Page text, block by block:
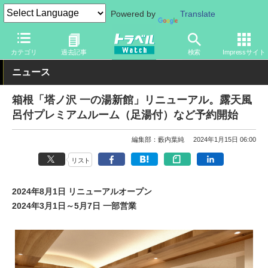
Powered by Translate
カテゴリ 過去記事 検索 Impressサイト
トラベル Watch 旅の情報 観光地
ニュース
箱根「塔ノ沢 一の湯新館」リニューアル。露天風
呂付プレミアムルーム（足湯付）など予約開始
編集部：藪内葉純 2024年1月15日 06:00
リスト
2024年8月1日 リニューアルオープン
2024年3月1日～5月7日 一部営業